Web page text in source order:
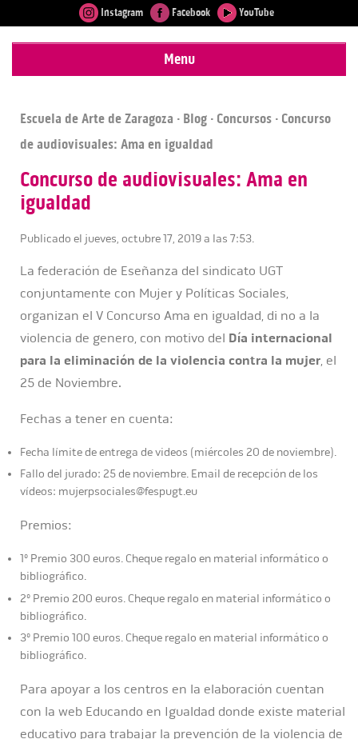
Instagram Facebook YouTube
Menu
Escuela de Arte de Zaragoza · Blog · Concursos · Concurso
de audiovisuales: Ama en igualdad
Concurso de audiovisuales: Ama en
igualdad
Publicado el jueves, octubre 17, 2019 a las 7:53.
La federación de Eseñanza del sindicato UGT
conjuntamente con Mujer y Políticas Sociales,
organizan el V Concurso Ama en igualdad, di no a la
violencia de genero, con motivo del Día internacional
para la eliminación de la violencia contra la mujer, el
25 de Noviembre.
Fechas a tener en cuenta:
Fecha límite de entrega de videos (miércoles 20 de noviembre).
Fallo del jurado: 25 de noviembre. Email de recepción de los
vídeos: mujerpsociales@fespugt.eu
Premios:
1º Premio 300 euros. Cheque regalo en material informático o
bibliográfico.
2º Premio 200 euros. Cheque regalo en material informático o
bibliográfico.
3º Premio 100 euros. Cheque regalo en material informático o
bibliográfico.
Para apoyar a los centros en la elaboración cuentan
con la web Educando en Igualdad donde existe material
educativo para trabajar la prevención de la violencia de